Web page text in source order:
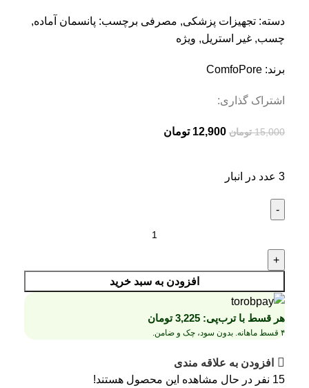
دسته: تجهیزات پزشکی, مصرفی برچسب: پانسمان آماده,
چسب, غیر استریل, ویژه
برند: ComfoPore
اشتراک گذاری:
15,000 تومان 12,900 تومان
3 عدد در انبار
افزودن به سبد خرید
هر قسط با ترب‌پی: 3,225 تومان
۴ قسط ماهانه. بدون سود، چک و ضامن.
افزودن به علاقه مندی
15 نفر در حال مشاهده این محصول هستند!